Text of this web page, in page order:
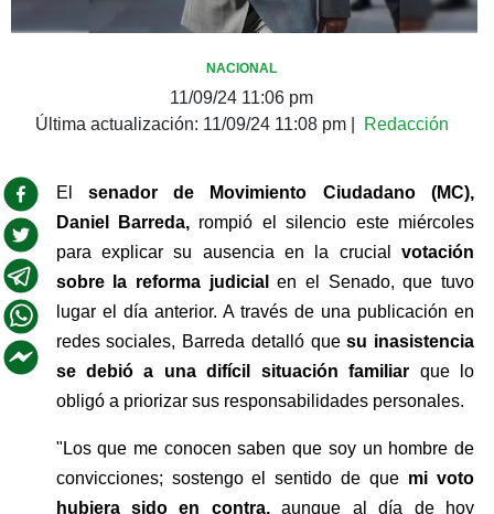
NACIONAL
11/09/24 11:06 pm
Última actualización: 11/09/24 11:08 pm| Redacción
El senador de Movimiento Ciudadano (MC),
Daniel Barreda, rompió el silencio este miércoles
para explicar su ausencia en la crucial
votación
sobre la reforma judicial en el Senado, que tuvo
lugar el día anterior. A través de una publicación en
redes sociales, Barreda detalló que su inasistencia
se debió a una difícil situación familiar que lo
obligó a priorizar sus responsabilidades personales.
"Los que me conocen saben que soy un hombre de
convicciones; sostengo el sentido de que mi voto
hubiera sido en contra, aunque al día de hoy